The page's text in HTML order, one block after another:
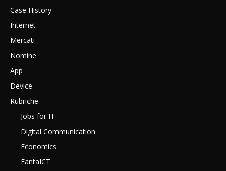
Case History
Internet
Mercati
Nomine
App
Device
Rubriche
Jobs for IT
Digital Communication
Economics
FantaICT